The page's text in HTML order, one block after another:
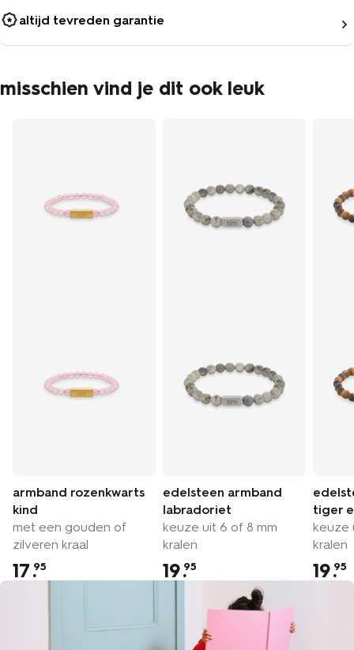
altijd tevreden garantie
misschien vind je dit ook leuk
armband rozenkwarts
kind
met een gouden of
zilveren kraal
17.95
edelsteen armband
labradoriet
keuze uit 6 of 8 mm
kralen
19.95
tiger
keuze
kralen
19.95